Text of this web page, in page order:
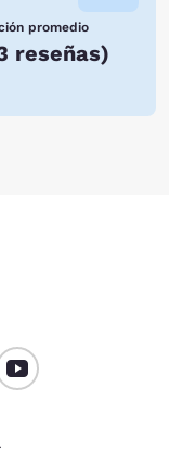
promedio
reseñas)